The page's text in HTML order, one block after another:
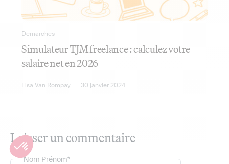
Démarches
Simulateur TJM freelance : calculez votre
salaire net en 2026
Elsa Van Rompay 30 janvier 2024
Laisser un commentaire
Nom Prénom*